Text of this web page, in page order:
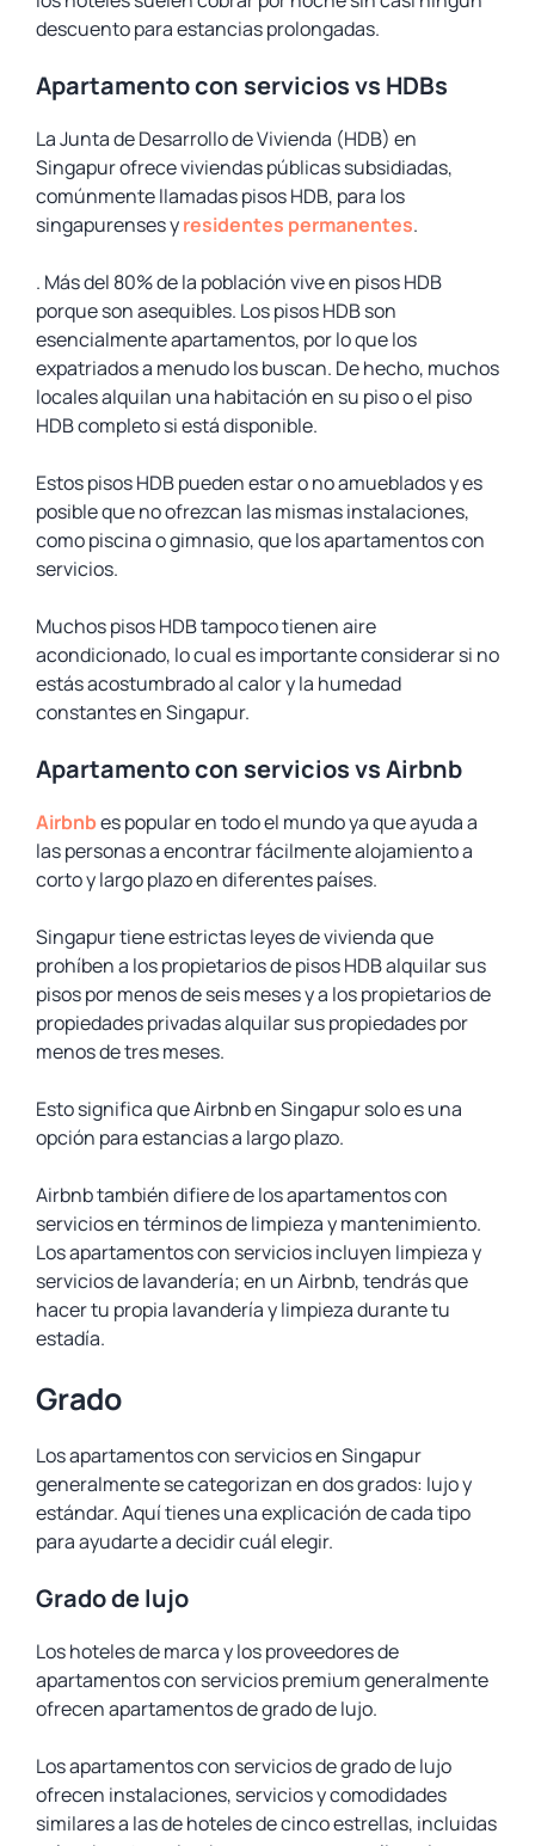
descuento para estancias prolongadas.
Apartamento con servicios vs HDBs
La Junta de Desarrollo de Vivienda (HDB) en
Singapur ofrece viviendas públicas subsidiadas,
comúnmente llamadas pisos HDB, para los
singapurenses yresidentes permanentes.
. Más del 80% de la población vive en pisos HDB
porque son asequibles. Los pisos HDB son
esencialmente apartamentos, por lo que los
expatriados a menudo los buscan. De hecho, muchos
locales alquilan una habitación en su piso o el piso
HDB completo si está disponible.
Estos pisos HDB pueden estar o no amueblados y es
posible que no ofrezcan las mismas instalaciones,
como piscina o gimnasio, que los apartamentos con
servicios.
Muchos pisos HDB tampoco tienen aire
acondicionado, lo cual es importante considerar si no
estás acostumbrado al calor y la humedad
constantes en Singapur.
Apartamento con servicios vs Airbnb
Airbnbes popular en todo el mundo ya que ayuda a
las personas a encontrar fácilmente alojamiento a
corto y largo plazo en diferentes países.
Singapur tiene estrictas leyes de vivienda que
prohíben a los propietarios de pisos HDB alquilar sus
pisos por menos de seis meses y a los propietarios de
propiedades privadas alquilar sus propiedades por
menos de tres meses.
Esto significa que Airbnb en Singapur solo es una
opción para estancias a largo plazo.
Airbnb también difiere de los apartamentos con
servicios en términos de limpieza y mantenimiento.
Los apartamentos con servicios incluyen limpieza y
servicios de lavandería; en un Airbnb, tendrás que
hacer tu propia lavandería y limpieza durante tu
estadía.
Grado
Los apartamentos con servicios en Singapur
generalmente se categorizan en dos grados: lujo y
estándar. Aquí tienes una explicación de cada tipo
para ayudarte a decidir cuál elegir.
Grado de lujo
Los hoteles de marca y los proveedores de
apartamentos con servicios premium generalmente
ofrecen apartamentos de grado de lujo.
Los apartamentos con servicios de grado de lujo
ofrecen instalaciones, servicios y comodidades
similares a las de hoteles de cinco estrellas, incluidas